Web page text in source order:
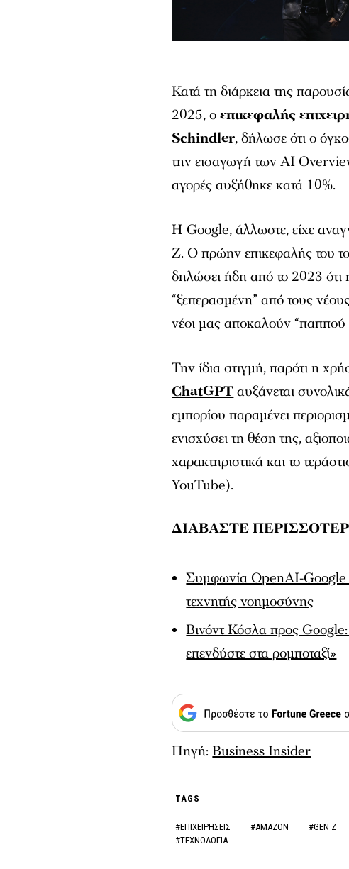
Κατά τη διάρκεια της
2025, οεπικεφαλής
Schindler, δήλωσε ότι ο
την εισαγωγή τωνAI
αγορές αυξήθηκε κατά 10%.
Η Google, άλλωστε, είχε
Z. Ο πρώην επικεφαλής του
δηλώσει ήδη από το 2023 ότι
“ξεπερασμένη” από τους
νέοι μας αποκαλούν “παππού
Την ίδια στιγμή, παρότι η
ChatGPTαυξάνεται
εμπορίου παραμένει
ενισχύσει τη θέση της,
χαρακτηριστικά και το
YouTube).
ΔΙΑΒΑΣΤΕ
Συμφωνία OpenAI-Google
τεχνητής νοημοσύνης
Βινόντ Κόσλα προς
επενδύστε στα ρομποταξί»
Πηγή:Business Insider
TAGS
#ΕΠΙΧΕΙΡΗΣΕΙΣ #AMAZON #GEN Z
#ΤΕΧΝΟΛΟΓΙΑ